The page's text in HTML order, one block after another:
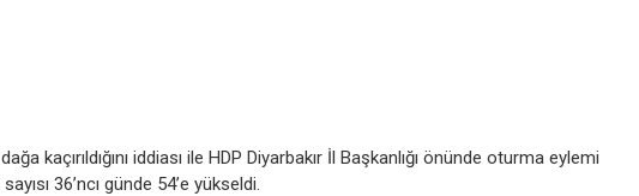
kaçırıldığını iddiası ile HDP Diyarbakır İl Başkanlığı önünde oturma eylemi
36’ncı günde 54’e yükseldi.